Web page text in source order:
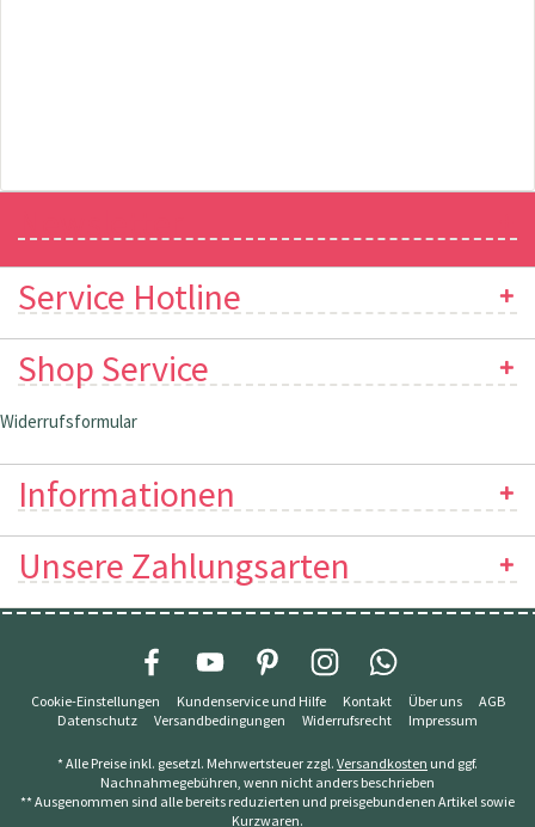
Service Hotline
Shop Service
Widerrufsformular
Informationen
Unsere Zahlungsarten
Cookie-Einstellungen Kundenservice und Hilfe Kontakt Über uns
AGB
Datenschutz
Versandbedingungen Widerrufsrecht Impressum
* Alle Preise inkl. gesetzl. Mehrwertsteuer zzgl. Versandkosten und ggf.
Nachnahmegebühren, wenn nicht anders beschrieben
** Ausgenommen sind alle bereits reduzierten und preisgebundenen Artikel sowie
Kurzwaren.